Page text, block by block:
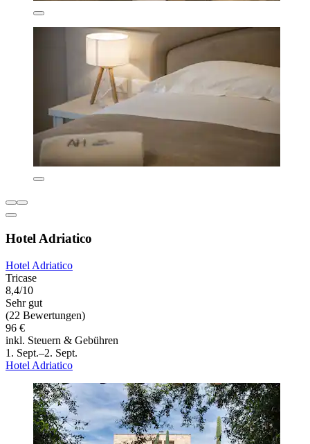
Hotel Adriatico
Hotel Adriatico
Tricase
8,4/10
Sehr gut
(22 Bewertungen)
96 €
inkl. Steuern & Gebühren
1. Sept.–2. Sept.
Hotel Adriatico